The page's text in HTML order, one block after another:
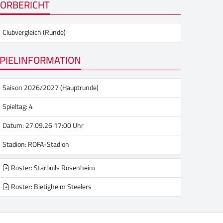
Clubvergleich (Runde)
Saison 2026/2027 (Hauptrunde)
Spieltag: 4
Datum: 27.09.26 17:00 Uhr
Stadion:ROFA-Stadion
Roster: Starbulls Rosenheim
Roster: Bietigheim Steelers